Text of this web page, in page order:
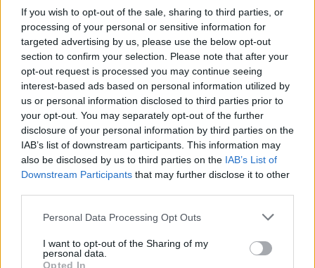
If you wish to opt-out of the sale, sharing to third parties, or
processing of your personal or sensitive information for
targeted advertising by us, please use the below opt-out
section to confirm your selection. Please note that after your
opt-out request is processed you may continue seeing
interest-based ads based on personal information utilized by
us or personal information disclosed to third parties prior to
your opt-out. You may separately opt-out of the further
disclosure of your personal information by third parties on the
IAB’s list of downstream participants. This information may
also be disclosed by us to third parties on the IAB’s List of
Downstream Participants that may further disclose it to other
Please note that this website/app uses one or more Google
not limited to your visit or usage behaviour. You may click to
grant or deny consent to Google and its third-party tags to
Personal Data Processing Opt Outs
I want to opt-out of the Sharing of my
personal data.
Opted In
helyezte a cselekményt. Alapvetően az ő filmje is az
elnyomók és elnyomottak közti viszonyra épít, a
sikeres vagy éppen sikertelen kitörési lehetőségeket
mutatja be, a bosszú lehetőségeit, de teszi olyan
elegánsan, olyan finom szimbolikával megrajzolva,
mégis egy cseppnyi humorral átitatva a dolog
pszichológiai és lelki folyamatait, hogy a Hanekével
való összehasonlítás bőven megállja a helyét. Ha a
vége nem lenne egy kicsit széttartó, most megadnám
az ötöst, de a világsajtó megállapítása, hogy
Baigazin előtt fényes jövő áll, még így is abszolút